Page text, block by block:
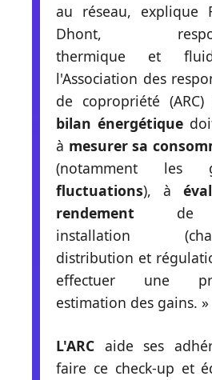
au réseau, explique
Dhont,
thermique et
l'Association des
de copropriété (ARC)
bilan énergétique
à mesurer sa
(notamment les
fluctuations), à
rendement de
installation
distribution et
effectuer une
estimation des gains. »
L'ARC aide ses
faire ce check-up et